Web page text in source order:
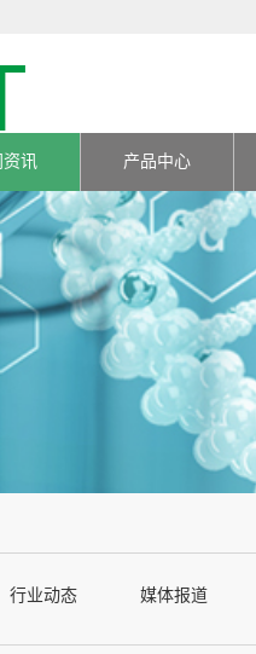
资讯 产品中心
行业动态 媒体报道